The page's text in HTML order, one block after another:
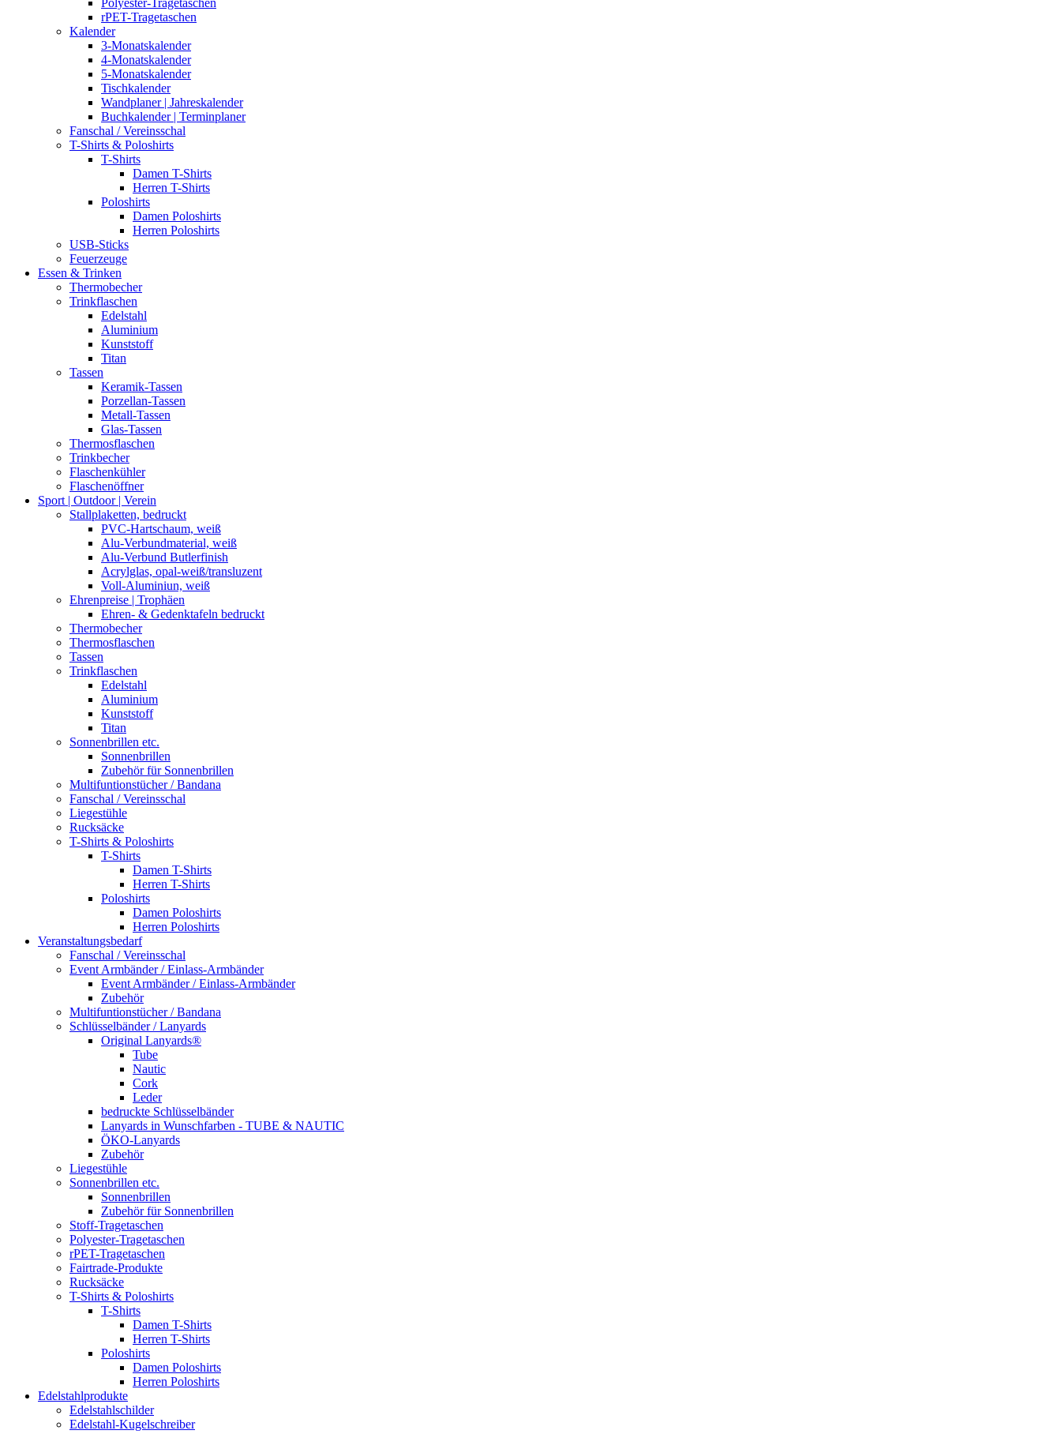
rPET-Tragetaschen
Kalender
3-Monatskalender
4-Monatskalender
5-Monatskalender
Tischkalender
Wandplaner | Jahreskalender
Buchkalender | Terminplaner
Fanschal / Vereinsschal
T-Shirts & Poloshirts
T-Shirts
Damen T-Shirts
Herren T-Shirts
Poloshirts
Damen Poloshirts
Herren Poloshirts
USB-Sticks
Feuerzeuge
Essen & Trinken
Thermobecher
Trinkflaschen
Edelstahl
Aluminium
Kunststoff
Titan
Tassen
Keramik-Tassen
Porzellan-Tassen
Metall-Tassen
Glas-Tassen
Thermosflaschen
Trinkbecher
Flaschenkühler
Flaschenöffner
Sport | Outdoor | Verein
Stallplaketten,­ bedruckt
PVC-Hartschaum, weiß
Alu-Verbundmaterial, weiß
Alu-Verbund Butlerfinish
Acrylglas, opal-weiß/transluzent
Voll-Aluminiun, weiß
Ehrenpreise | Trophäen
Ehren- & Gedenktafeln bedruckt
Thermobecher
Thermosflaschen
Tassen
Trinkflaschen
Edelstahl
Aluminium
Kunststoff
Titan
Sonnenbrillen etc.
Sonnenbrillen
Zubehör für Sonnenbrillen
Multifuntionstücher / Bandana
Fanschal / Vereinsschal
Liegestühle
Rucksäcke
T-Shirts & Poloshirts
T-Shirts
Damen T-Shirts
Herren T-Shirts
Poloshirts
Damen Poloshirts
Herren Poloshirts
Veranstaltungsbedarf
Fanschal / Vereinsschal
Event Armbänder / Einlass-Armbänder
Event Armbänder / Einlass-Armbänder
Zubehör
Multifuntionstücher / Bandana
Schlüsselbänder / Lanyards
Original Lanyards®
Tube
Nautic
Cork
Leder
bedruckte Schlüsselbänder
Lanyards in Wunschfarben - TUBE & NAUTIC
ÖKO-Lanyards
Zubehör
Liegestühle
Sonnenbrillen etc.
Sonnenbrillen
Zubehör für Sonnenbrillen
Stoff-Tragetaschen
Polyester-Tragetaschen
rPET-Tragetaschen
Fairtrade-Produkte
Rucksäcke
T-Shirts & Poloshirts
T-Shirts
Damen T-Shirts
Herren T-Shirts
Poloshirts
Damen Poloshirts
Herren Poloshirts
Edelstahlprodukte
Edelstahlschilder
Edelstahl-Kugelschreiber